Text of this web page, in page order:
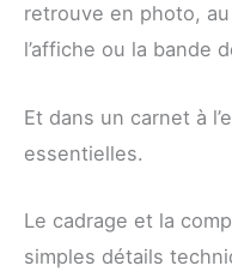
retrouve en photo,
l’affiche ou la bande
Et dans un carnet à
essentielles.
Le cadrage et la
simples détails